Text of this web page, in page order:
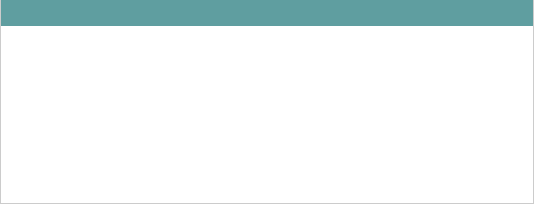
занятия на клинических базах клиник-